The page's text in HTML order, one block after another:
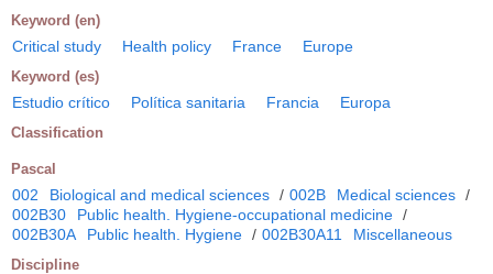
Keyword (en)
Critical study Health policy France Europe
Keyword (es)
Estudio crítico Política sanitaria Francia Europa
Classification
Pascal
002 Biological and medical sciences / 002B Medical sciences /
002B30
Public health. Hygiene-occupational medicine /
002B30A
Public health. Hygiene / 002B30A11 Miscellaneous
Discipline